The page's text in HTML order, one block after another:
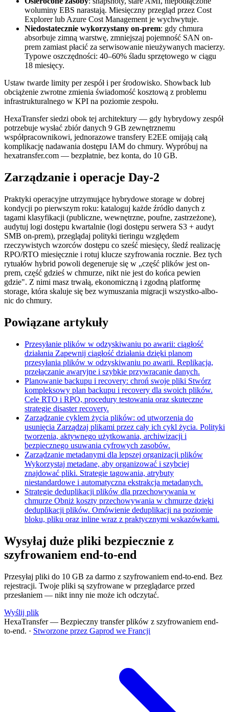
woluminy EBS narastają. Miesięczny przegląd przez Cost
Explorer lub Azure Cost Management je wychwytuje.
Niedostatecznie wykorzystany on-prem: gdy chmura
absorbuje zimną warstwę, zmniejszaj pojemność SAN on-
prem zamiast płacić za serwisowanie nieużywanych macierzy.
Typowe oszczędności: 40–60% śladu sprzętowego w ciągu
18 miesięcy.
Ustaw twarde limity per zespół i per środowisko. Showback lub
obciążenie zwrotne zmienia świadomość kosztową z problemu
infrastrukturalnego w KPI na poziomie zespołu.
HexaTransfer siedzi obok tej architektury — gdy hybrydowy zespół
potrzebuje wysłać zbiór danych 9 GB zewnętrznemu
współpracownikowi, jednorazowe transfery E2EE omijają całą
komplikację nadawania dostępu IAM do chmury. Wypróbuj na
hexatransfer.com — bezpłatnie, bez konta, do 10 GB.
Zarządzanie i operacje Day-2
Praktyki operacyjne utrzymujące hybrydowe storage w dobrej
kondycji po pierwszym roku: kataloguj każde źródło danych z
tagami klasyfikacji (publiczne, wewnętrzne, poufne, zastrzeżone),
audytuj logi dostępu kwartalnie (logi dostępu serwera S3 + audyt
SMB on-prem), przeglądaj polityki tieringu względem
rzeczywistych wzorców dostępu co sześć miesięcy, śledź realizację
RPO/RTO miesięcznie i rotuj klucze szyfrowania rocznie. Bez tych
rytuałów hybrid powoli degeneruje się w „część plików jest on-
prem, część gdzieś w chmurze, nikt nie jest do końca pewien
gdzie". Z nimi masz trwałą, ekonomiczną i zgodną platformę
storage, która skaluje się bez wymuszania migracji wszystko-albo-
nic do chmury.
Powiązane artykuły
Przesyłanie plików w odzyskiwaniu po awarii: ciągłość
działania Zapewnij ciągłość działania dzięki planom
przesyłania plików w odzyskiwaniu po awarii. Replikacja,
przełączanie awaryjne i szybkie przywracanie danych.
Planowanie backupu i recovery: chroń swoje pliki Stwórz
kompleksowy plan backupu i recovery dla swoich plików.
Cele RTO i RPO, procedury testowania oraz skuteczne
strategie disaster recovery.
Zarządzanie cyklem życia plików: od utworzenia do
usunięcia Zarządzaj plikami przez cały ich cykl życia. Polityki
tworzenia, aktywnego użytkowania, archiwizacji i
bezpiecznego usuwania cyfrowych zasobów.
Zarządzanie metadanymi dla lepszej organizacji plików
Wykorzystaj metadane, aby organizować i szybciej
znajdować pliki. Strategie tagowania, atrybuty
niestandardowe i automatyczna ekstrakcja metadanych.
Strategie deduplikacji plików dla przechowywania w
chmurze Obniż koszty przechowywania w chmurze dzięki
deduplikacji plików. Omówienie deduplikacji na poziomie
bloku, pliku oraz inline wraz z praktycznymi wskazówkami.
Wysyłaj duże pliki bezpiecznie z
szyfrowaniem end-to-end
Przesyłaj pliki do 10 GB za darmo z szyfrowaniem end-to-end. Bez
rejestracji. Twoje pliki są szyfrowane w przeglądarce przed
przesłaniem — nikt inny nie może ich odczytać.
Wyślij plik
HexaTransfer — Bezpieczny transfer plików z szyfrowaniem end-
to-end. · Stworzone przez Gaprod we Francji